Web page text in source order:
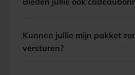
Kunnen jullie mijn pakket
versturen?